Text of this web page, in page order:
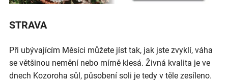
STRAVA
Při ubývajícím Měsíci můžete jíst tak, jak jste zvyklí, váha
se většinou nemění nebo mírně klesá. Živná kvalita je ve
dnech Kozoroha sůl, působení soli je tedy v těle zesíleno.